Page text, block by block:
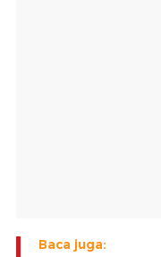
Baca juga: